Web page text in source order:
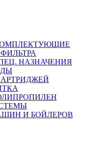
НАЗНАЧЕНИЯ
И БОЙЛЕРОВ